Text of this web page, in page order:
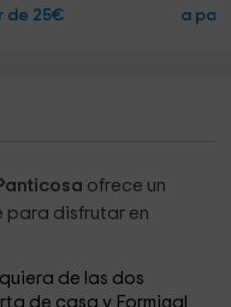
de 25€ a
ofrece un
para disfrutar en
de las dos
de casa y Formigal